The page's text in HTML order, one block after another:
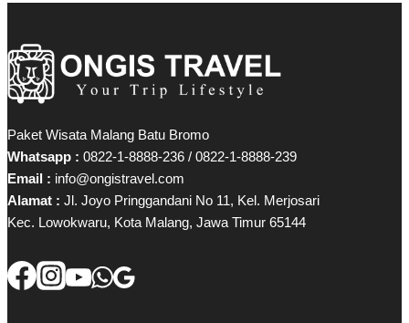
Paket Wisata Malang Batu Bromo
Whatsapp : 0822-1-8888-236 / 0822-1-8888-239
Email : info@ongistravel.com
Alamat : Jl. Joyo Pringgandani No 11, Kel. Merjosari
Kec. Lowokwaru, Kota Malang, Jawa Timur 65144